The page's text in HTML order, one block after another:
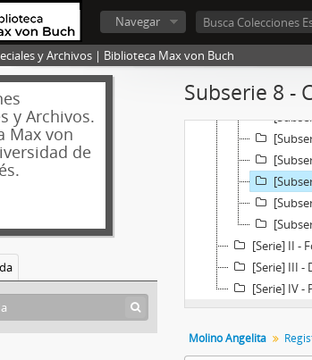
Navegar
y Archivos | Biblioteca Max von Buch
y Archivos.
Max von
de
Subserie 8 -
[Serie] I -
[Serie] II -
[Serie] III -
[Serie] IV -
Molino Angelita